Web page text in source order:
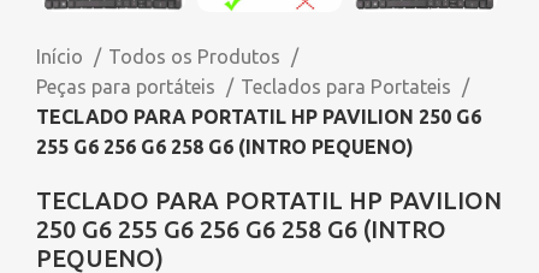
Início
Todos os Produtos
Peças para portáteis
Teclados para Portateis
TECLADO PARA PORTATIL HP PAVILION 250 G6
255 G6 256 G6 258 G6 (INTRO PEQUENO)
TECLADO PARA PORTATIL HP PAVILION
250 G6 255 G6 256 G6 258 G6 (INTRO
PEQUENO)